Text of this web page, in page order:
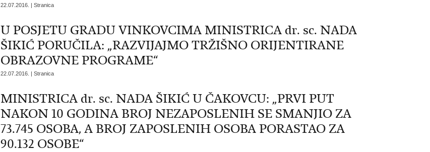
22.07.2016. | Stranica
U POSJETU GRADU VINKOVCIMA MINISTRICA dr. sc. NADA
ŠIKIĆ PORUČILA: „RAZVIJAJMO TRŽIŠNO ORIJENTIRANE
OBRAZOVNE PROGRAME“
22.07.2016. | Stranica
MINISTRICA dr. sc. NADA ŠIKIĆ U ČAKOVCU: „PRVI PUT
NAKON 10 GODINA BROJ NEZAPOSLENIH SE SMANJIO ZA
73.745 OSOBA, A BROJ ZAPOSLENIH OSOBA PORASTAO ZA
90.132 OSOBE“